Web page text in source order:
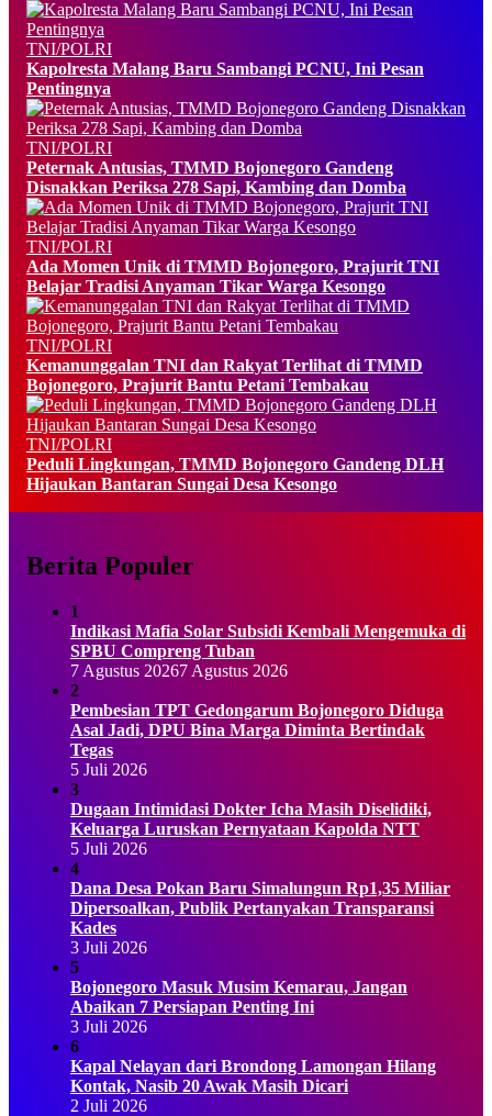
TNI/POLRI
Kapolresta Malang Baru Sambangi PCNU, Ini Pesan
Pentingnya
TNI/POLRI
Peternak Antusias, TMMD Bojonegoro Gandeng
Disnakkan Periksa 278 Sapi, Kambing dan Domba
TNI/POLRI
Ada Momen Unik di TMMD Bojonegoro, Prajurit TNI
Belajar Tradisi Anyaman Tikar Warga Kesongo
TNI/POLRI
Kemanunggalan TNI dan Rakyat Terlihat di TMMD
Bojonegoro, Prajurit Bantu Petani Tembakau
TNI/POLRI
Peduli Lingkungan, TMMD Bojonegoro Gandeng DLH
Hijaukan Bantaran Sungai Desa Kesongo
Berita Populer
1
Indikasi Mafia Solar Subsidi Kembali Mengemuka di
SPBU Compreng Tuban
7 Agustus 20267 Agustus 2026
2
Pembesian TPT Gedongarum Bojonegoro Diduga
Asal Jadi, DPU Bina Marga Diminta Bertindak
Tegas
5 Juli 2026
3
Dugaan Intimidasi Dokter Icha Masih Diselidiki,
Keluarga Luruskan Pernyataan Kapolda NTT
5 Juli 2026
4
Dana Desa Pokan Baru Simalungun Rp1,35 Miliar
Dipersoalkan, Publik Pertanyakan Transparansi
Kades
3 Juli 2026
5
Bojonegoro Masuk Musim Kemarau, Jangan
Abaikan 7 Persiapan Penting Ini
3 Juli 2026
6
Kapal Nelayan dari Brondong Lamongan Hilang
Kontak, Nasib 20 Awak Masih Dicari
2 Juli 2026